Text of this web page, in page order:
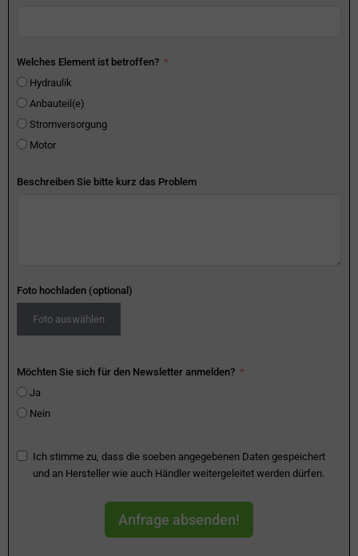
Welches Element ist betroffen?
Hydraulik
Anbauteil(e)
Stromversorgung
Motor
Beschreiben Sie bitte kurz das Problem
Foto hochladen (optional)
Foto auswählen
Möchten Sie sich für den Newsletter anmelden?
Ja
Nein
Ich stimme zu, dass die soeben angegebenen Daten gespeichert
und an Hersteller wie auch Händler weitergeleitet werden dürfen.
Anfrage absenden!